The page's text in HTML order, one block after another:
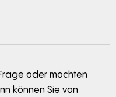
oder möchten
können Sie von